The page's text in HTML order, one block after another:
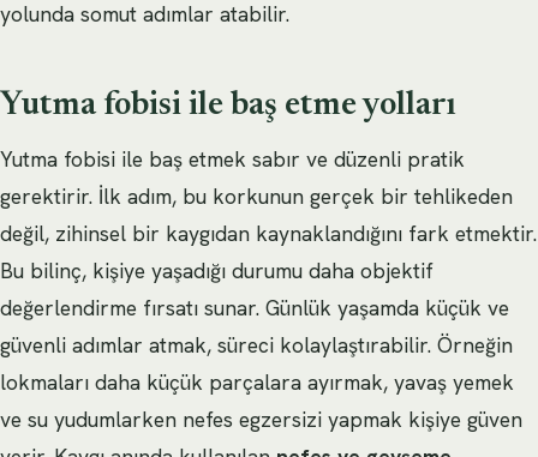
yolunda somut adımlar atabilir.
Yutma fobisi ile baş etme yolları
Yutma fobisi ile baş etmek sabır ve düzenli pratik
gerektirir. İlk adım, bu korkunun gerçek bir tehlikeden
değil, zihinsel bir kaygıdan kaynaklandığını fark etmektir.
Bu bilinç, kişiye yaşadığı durumu daha objektif
değerlendirme fırsatı sunar. Günlük yaşamda küçük ve
güvenli adımlar atmak, süreci kolaylaştırabilir. Örneğin
lokmaları daha küçük parçalara ayırmak, yavaş yemek
ve su yudumlarken nefes egzersizi yapmak kişiye güven